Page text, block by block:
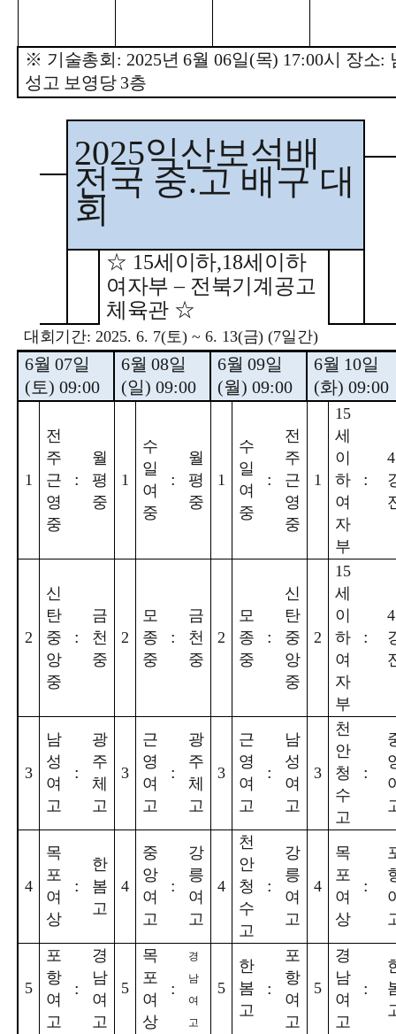
※ 기술총회 : 2025년6월 06일(목) 17:00시 장소:
성고 보영당 3층
2025익산보석배
전국 중.고 배구 대
회
☆ 15세이하,18세이하
여자부– 전북기계공고
체육관 ☆
대회기간: 2025. 6. 7(토) ~ 6. 13(금) (7일간)
6월07일
(토) 09:00
6월08일
(일) 09:00
6월09일
(월) 09:00
6월 10일
(화) 09:00
1
전
주
근
영
중
:
월
평
중
1
수
일
여
중
:
월
평
중
1
수
일
여
중
:
전
주
근
영
중
1
15
세
이
하
여
자
부
:
4
2
신
탄
중
앙
중
:
금
천
중
2
모
종
중
:
금
천
중
2
모
종
중
:
신
탄
중
앙
중
2
15
세
이
하
여
자
부
:
4
3
남
성
여
고
:
광
주
체
고
3
근
영
여
고
:
광
주
체
고
3
근
영
여
고
:
남
성
여
고
3
천
안
청
수
고
:
4
목
포
여
상
:
한
봄
고
4
중
앙
여
고
:
강
릉
여
고
4
천
안
청
수
고
:
강
릉
여
고
4
목
포
여
상
:
5
포
항
여
고
:
경
남
여
고
5
목
포
여
상
:
경
남
여
고
5
한
봄
고
:
포
항
여
고
5
경
남
여
고
: